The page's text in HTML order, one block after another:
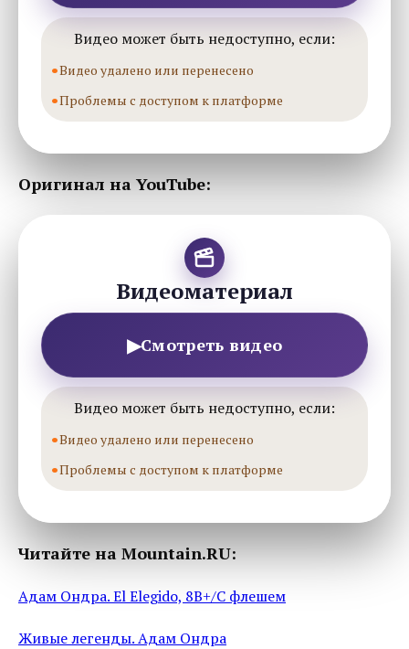
Видео может быть недоступно, если:
Видео удалено или перенесено
Проблемы с доступом к платформе
Оригинал на YouTube:
Видеоматериал
▶Смотреть видео
Видео может быть недоступно, если:
Видео удалено или перенесено
Проблемы с доступом к платформе
Читайте на Mountain.RU:
Адам Ондра. El Elegido, 8B+/C флешем
Живые легенды. Адам Ондра